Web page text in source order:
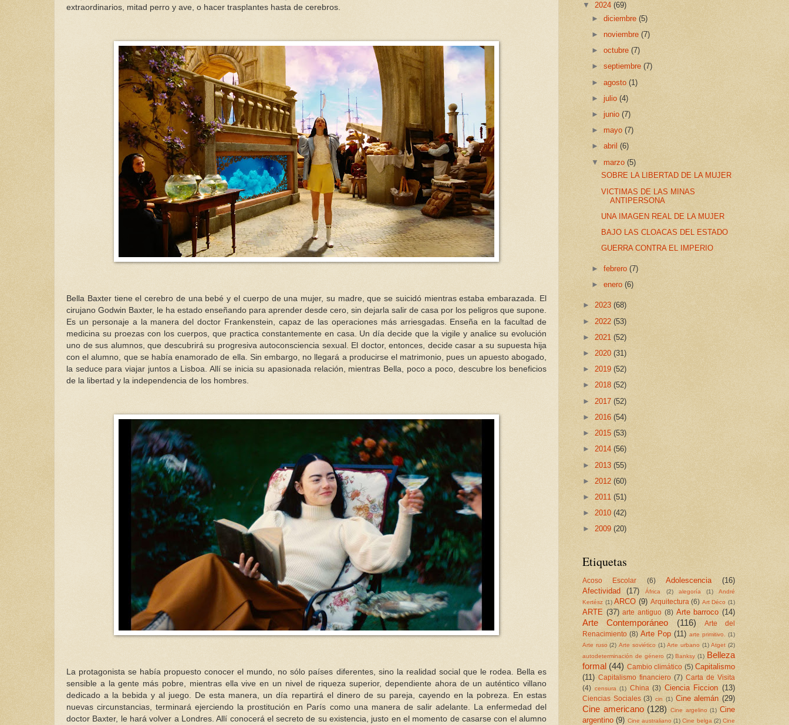
extraordinarios, mitad perro y ave, o hacer trasplantes hasta de cerebros.
Bella Baxter tiene el cerebro de una bebé y el cuerpo de una mujer, su madre, que se suicidó mientras estaba embarazada. El
cirujano Godwin Baxter, le ha estado enseñando para aprender desde cero, sin dejarla salir de casa por los peligros que supone.
Es un personaje a la manera del doctor Frankenstein, capaz de las operaciones más arriesgadas. Enseña en la facultad de
medicina su proezas con los cuerpos, que practica constantemente en casa. Un día decide que la vigile y analice su evolución
uno de sus alumnos, que descubrirá su progresiva autoconsciencia sexual. El doctor, entonces, decide casar a su supuesta hija
con el alumno, que se había enamorado de ella. Sin embargo, no llegará a producirse el matrimonio, pues un apuesto abogado,
la seduce para viajar juntos a Lisboa. Allí se inicia su apasionada relación, mientras Bella, poco a poco, descubre los beneficios
de la libertad y la independencia de los hombres.
La protagonista se había propuesto conocer el mundo, no sólo países diferentes, sino la realidad social que le rodea. Bella es
sensible a la gente más pobre, mientras ella vive en un nivel de riqueza superior, dependiente ahora de un auténtico villano
dedicado a la bebida y al juego. De esta manera, un día repartirá el dinero de su pareja, cayendo en la pobreza. En estas
nuevas circunstancias, terminará ejerciendo la prostitución en París como una manera de salir adelante. La enfermedad del
doctor Baxter, le hará volver a Londres. Allí conocerá el secreto de su existencia, justo en el momento de casarse con el alumno
▼ 2024 (69)
►diciembre(5)
►noviembre(7)
►octubre(7)
►septiembre(7)
►agosto(1)
►julio(4)
►junio(7)
►mayo(7)
►abril(6)
▼marzo(5)
SOBRE LA LIBERTAD DE LA MUJER
VICTIMAS DE LAS MINAS
ANTIPERSONA
UNA IMAGEN REAL DE LA MUJER
BAJO LAS CLOACAS DEL ESTADO
GUERRA CONTRA EL IMPERIO
►febrero(7)
►enero(6)
► 2023 (68)
► 2022 (53)
► 2021 (52)
► 2020 (31)
► 2019 (52)
► 2018 (52)
► 2017 (52)
► 2016 (54)
► 2015 (53)
► 2014 (56)
► 2013 (55)
► 2012 (60)
► 2011 (51)
► 2010 (42)
► 2009 (20)
Etiquetas
Acoso Escolar (6) Adolescencia
(16)
Afectividad
(17) África (2) alegoría (1)
André
Kertész (1) ARCO (9) Arquitectura (6) Art Déco (1)
ARTE (37) arte antiguo (8) Arte barroco (14)
Arte Contemporáneo (116)
Arte del
Renacimiento (8) Arte Pop (11) arte primitivo.
(1)
Arte ruso (2) Arte soviético (1) Arte urbano (1) Atget (2)
autodeterminación de género (2) Banksy (1) Belleza
formal (44) Cambio climático (5) Capitalismo
(11) Capitalismo financiero (7) Carta de Visita
(4) censura (1) China (3) Ciencia Ficcion (13)
Ciencias Sociales (3) cin (1) Cine alemán (29)
Cine americano (128) Cine argelino (1) Cine
argentino (9) Cine australiano (1) Cine belga (2) Cine